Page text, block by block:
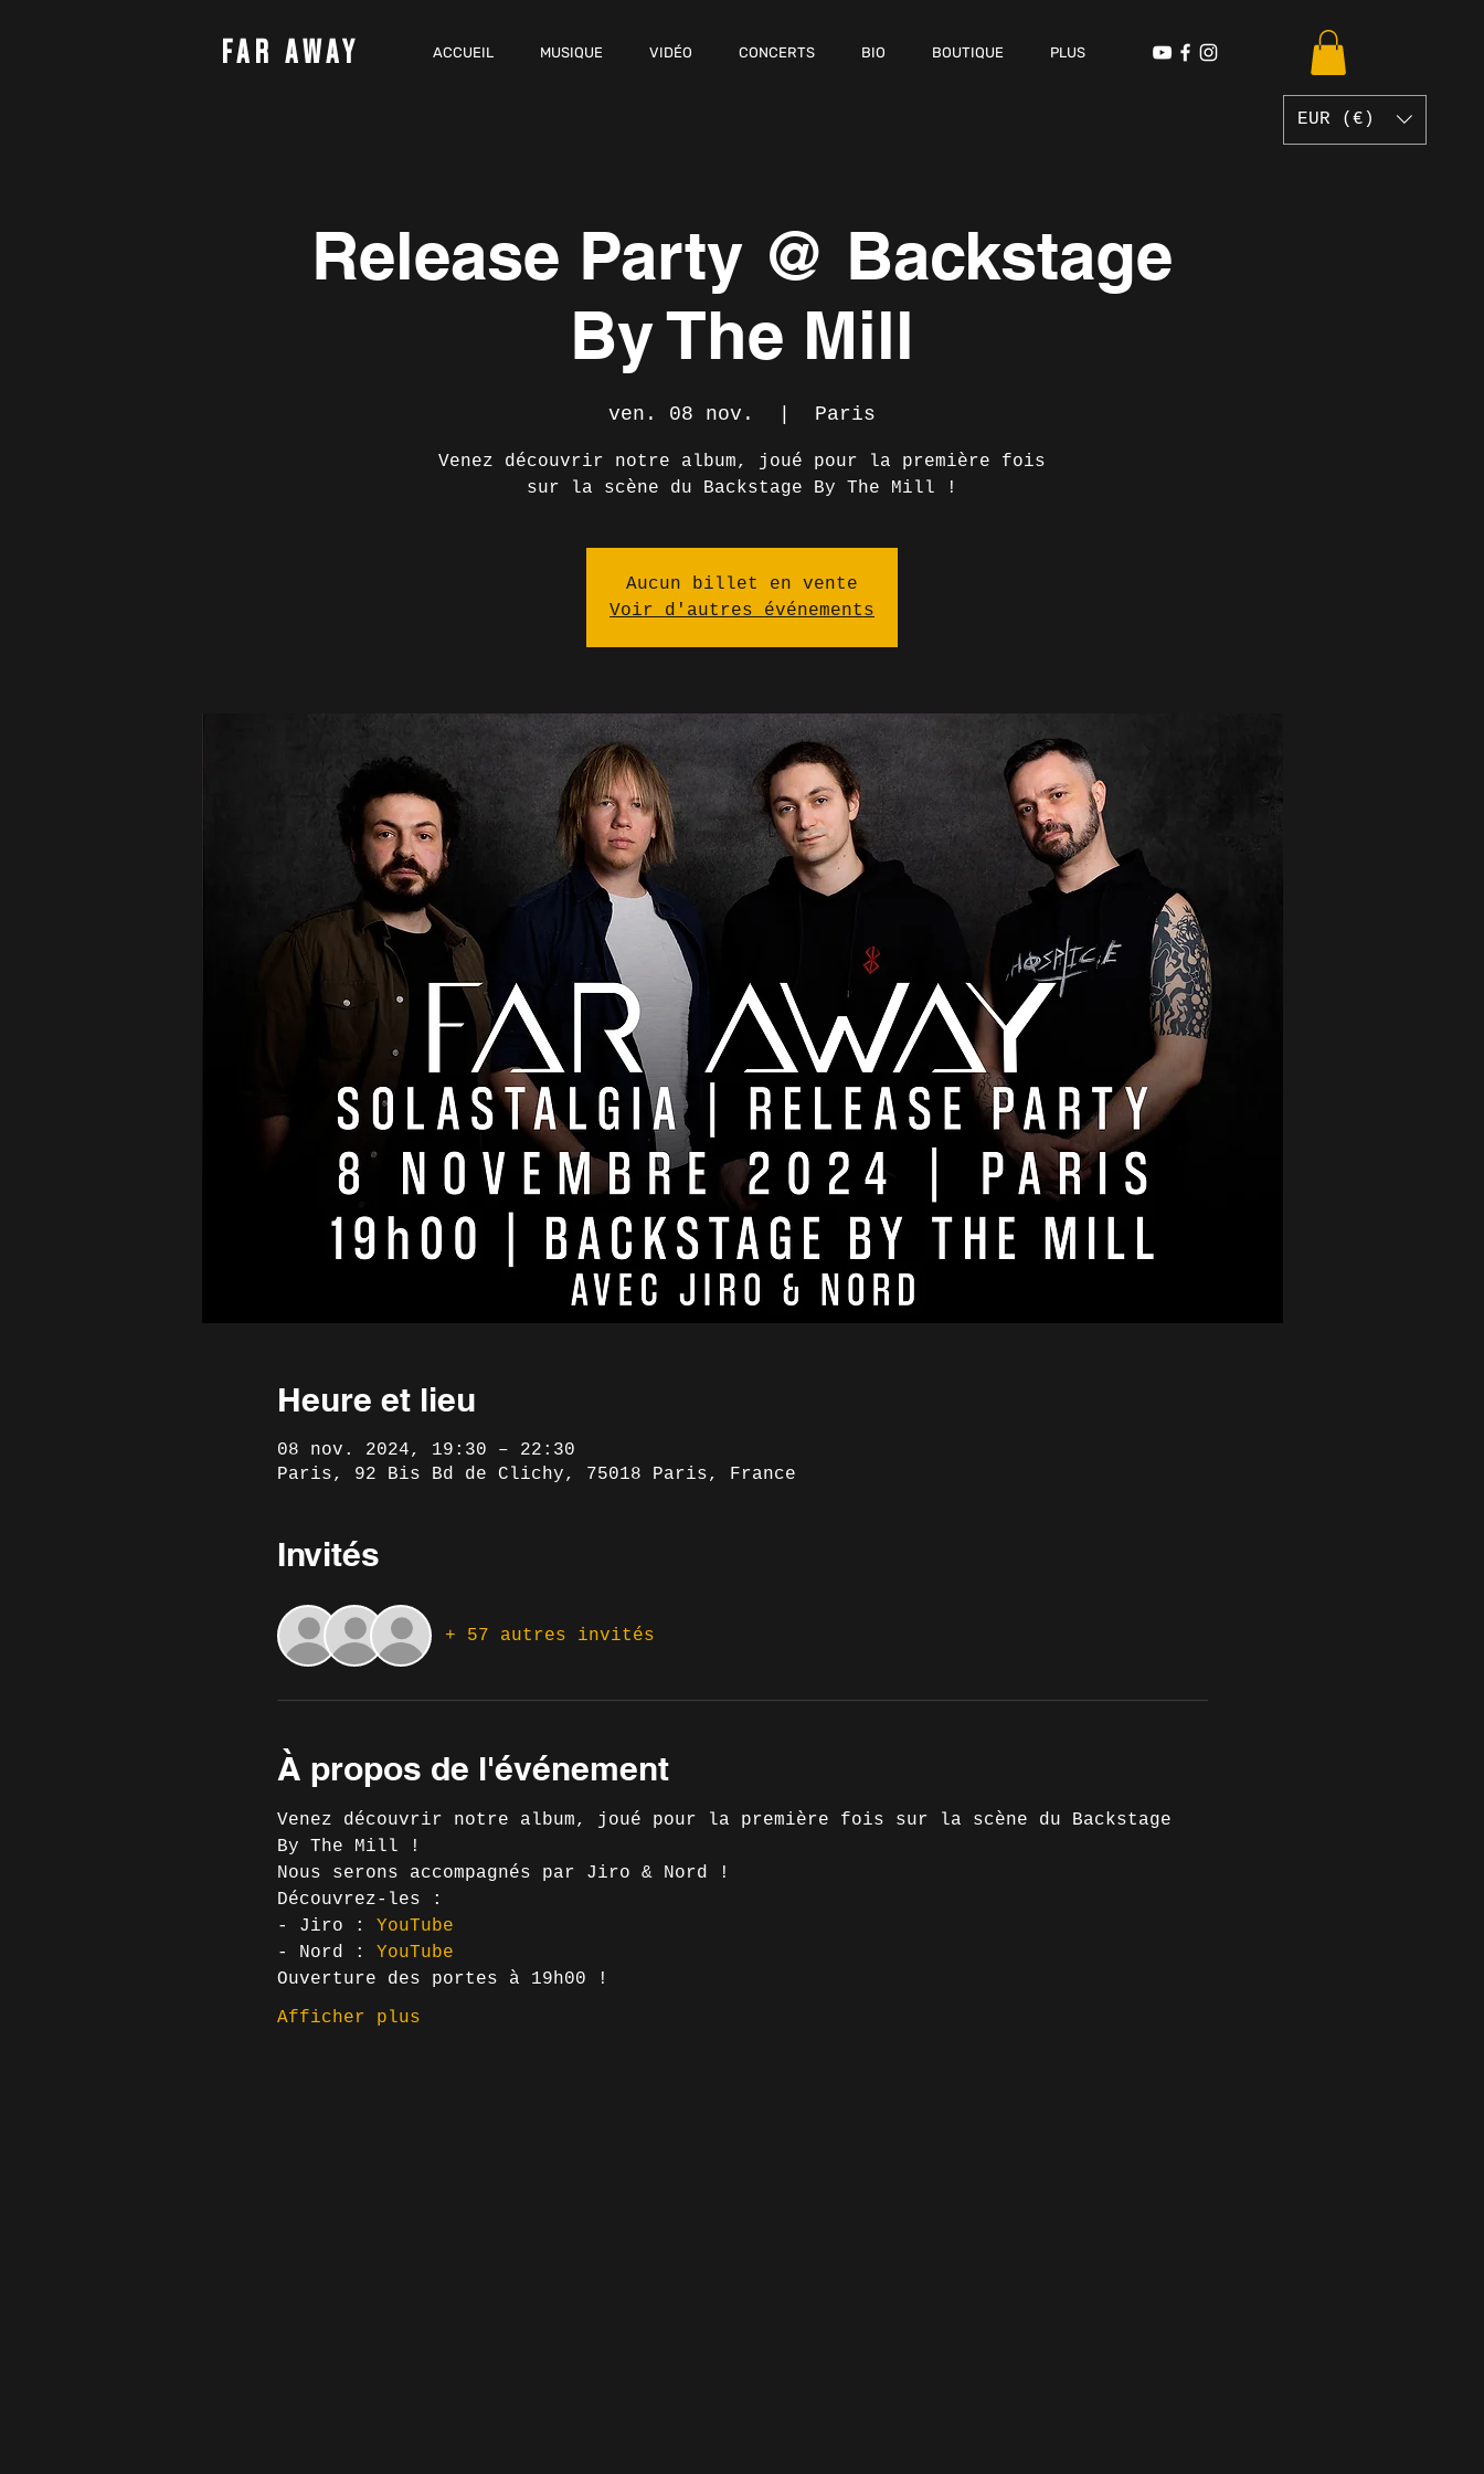
FAR AWAY ACCUEIL MUSIQUE VIDÉO CONCERTS BIO BOUTIQUE PLUS
EUR (€)
Release Party @ Backstage
By The Mill
ven. 08 nov. Paris
Venez découvrir notre album, joué pour la première fois
sur la scène du Backstage By The Mill !
Aucun billet en vente
Voir d'autres événements
Heure et lieu
08 nov. 2024, 19:30 – 22:30
Paris, 92 Bis Bd de Clichy, 75018 Paris, France
Invités
+ 57 autres invités
À propos de l'événement
Venez découvrir notre album, joué pour la première fois sur la scène du Backstage
By The Mill !
Nous serons accompagnés par Jiro & Nord !
Découvrez-les :
- Jiro : YouTube
- Nord : YouTube
Ouverture des portes à 19h00 !
Afficher plus